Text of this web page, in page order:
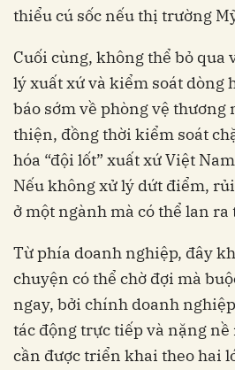
thiểu cú sốc nếu thị trường
Cuối cùng, không thể bỏ qua
lý xuất xứ và kiểm soát dòng
báo sớm về phòng vệ thương
thiện, đồng thời kiểm soát
hóa “đội lốt” xuất xứ Việt
Nếu không xử lý dứt điểm,
ở một ngành mà có thể lan
Từ phía doanh nghiệp, đây
chuyện có thể chờ đợi mà
ngay, bởi chính doanh
tác động trực tiếp và nặng
cần được triển khai theo hai